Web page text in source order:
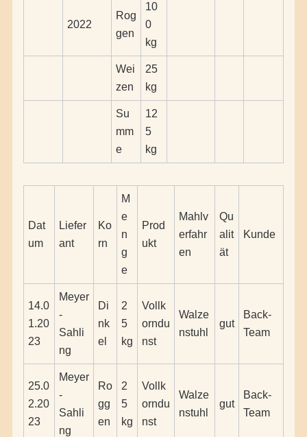
2022
Rog
gen
10
0
kg
Wei
zen
25
kg
Su
mm
e
12
5
kg
Dat
um
Liefer
ant
Ko
rn
M
e
n
g
e
Prod
ukt
Mahlv
erfahr
en
Qu
alit
ät
Kunde
14.0
1.20
23
Meyer
-
Sahli
ng
Di
nk
el
2
5
kg
Vollk
orndu
nst
Walze
nstuhl
gut
Back-
Team
25.0
2.20
23
Meyer
-
Sahli
ng
Ro
gg
en
2
5
kg
Vollk
orndu
nst
Walze
nstuhl
gut
Back-
Team